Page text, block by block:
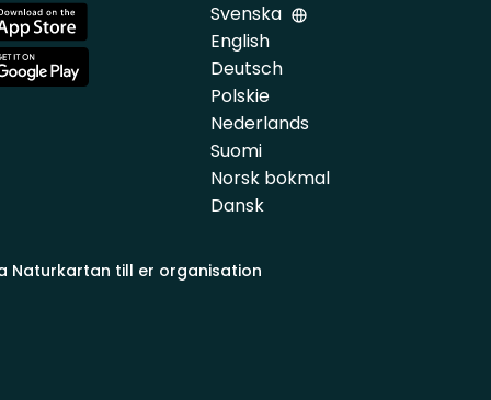
Svenska
English
Deutsch
Polskie
Nederlands
Suomi
Norsk bokmal
Dansk
Naturkartan till er organisation